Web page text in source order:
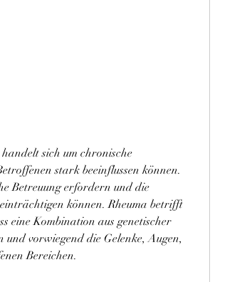
stark beeinflussen können.
Betreuung erfordern und die
können. Rheuma betrifft
eine Kombination aus genetischer
und vorwiegend die Gelenke, Augen,
Bereichen.